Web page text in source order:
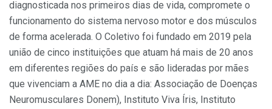
diagnosticada nos primeiros dias de vida, compromete o
funcionamento do sistema nervoso motor e dos músculos
de forma acelerada. O Coletivo foi fundado em 2019 pela
união de cinco instituições que atuam há mais de 20 anos
em diferentes regiões do país e são lideradas por mães
que vivenciam a AME no dia a dia: Associação de Doenças
Neuromusculares Donem), Instituto Viva Íris, Instituto